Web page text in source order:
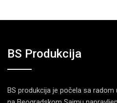
BS Produkcija
BS produkcija je počela sa radom